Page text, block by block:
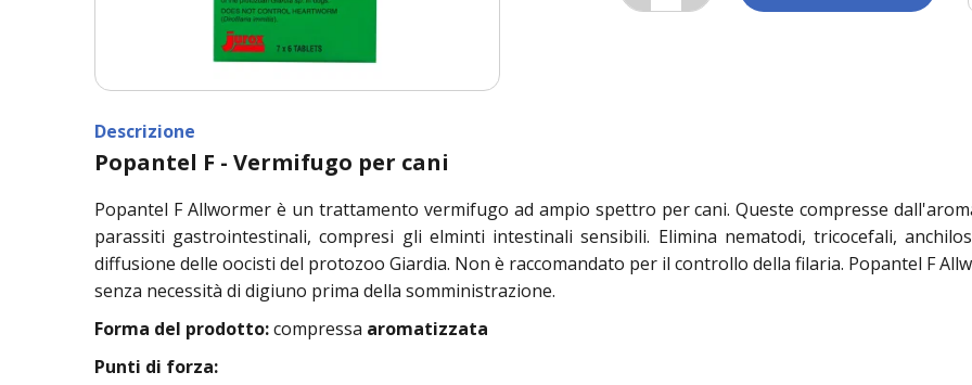
Descrizione
Popantel F - Vermifugo per cani
Popantel F Allwormer è un trattamento vermifugo ad ampio spettro per cani. Queste compresse
parassiti gastrointestinali, compresi gli elminti intestinali sensibili. Elimina nematodi, tricocefali,
diffusione delle oocisti del protozoo Giardia. Non è raccomandato per il controllo della filaria. Popantel F
senza necessità di digiuno prima della somministrazione.
Forma del prodotto:compressa aromatizzata
Punti di forza: